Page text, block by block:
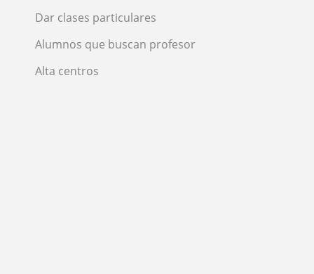
Dar clases particulares
Alumnos que buscan profesor
Alta centros